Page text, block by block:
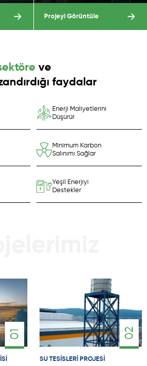
Projeyi Görüntüle
ve
faydalar
Enerji Maliyetlerini
Düşürür
Minimum Karbon
Salınımı Sağlar
Yeşil Enerjiyi
Destekler
01 02
SU TESISLERI PROJESI